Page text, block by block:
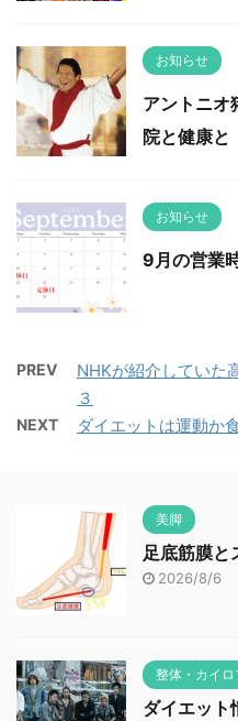
お知らせ
アントニオ
院と健康と
お知らせ
9月の営業
PREV
NHKが紹介していた
３
NEXT ダイエットは運動か
美脚
足底筋膜と
2026/8/6
整体・カイロ
ダイエット